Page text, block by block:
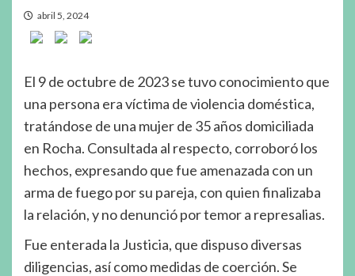
abril 5, 2024
El 9 de octubre de 2023 se tuvo conocimiento que
una persona era víctima de violencia doméstica,
tratándose de una mujer de 35 años domiciliada
en Rocha. Consultada al respecto, corroboró los
hechos, expresando que fue amenazada con un
arma de fuego por su pareja, con quien finalizaba
la relación, y no denunció por temor a represalias.
Fue enterada la Justicia, que dispuso diversas
diligencias, así como medidas de coerción. Se